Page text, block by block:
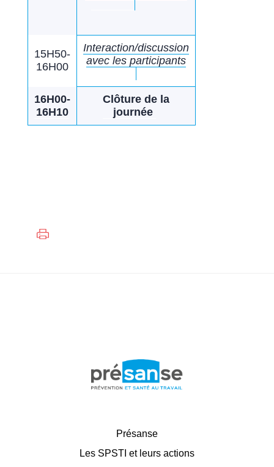
15H50-
16H00
Interaction/discussion
avec les participants
16H00-
16H10
Clôture de la
journée
Présanse
Les SPSTI et leurs actions